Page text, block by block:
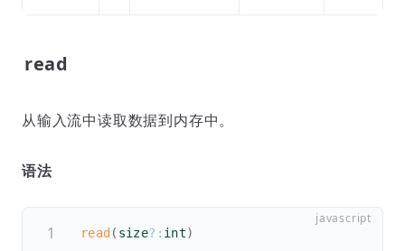
read
从输入流中读取数据到内存中。
语法
read ( size? : int)